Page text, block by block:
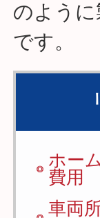
のよう
です。
ホー
費用
車両